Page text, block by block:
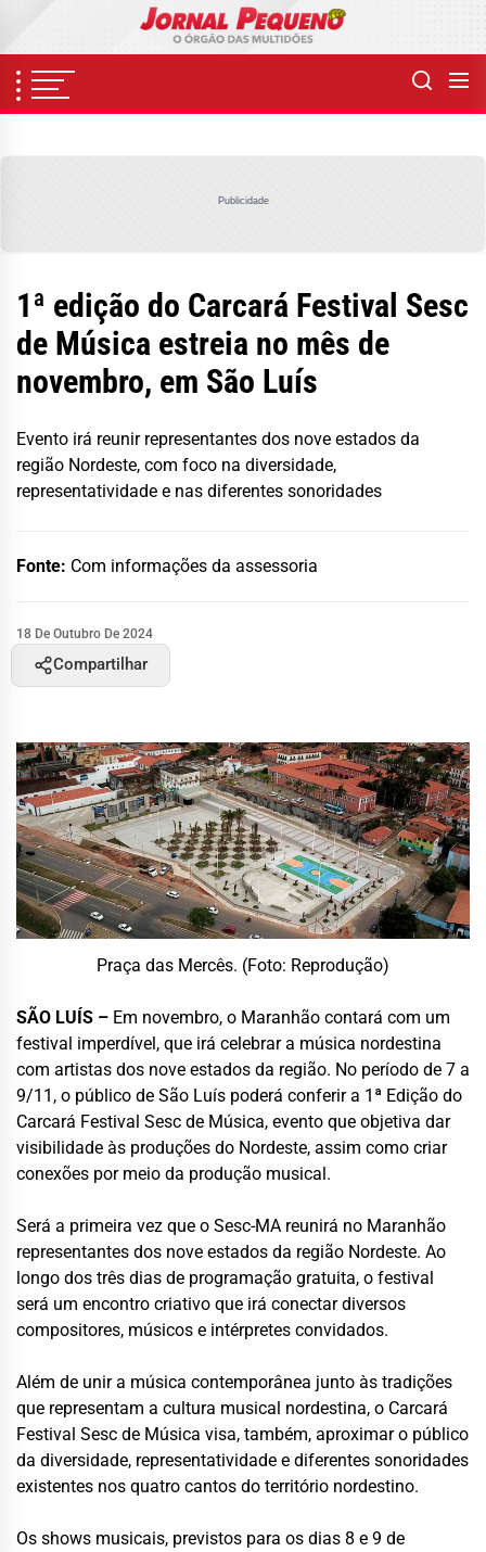
content
Publicidade
1ª edição do Carcará Festival Sesc
de Música estreia no mês de
novembro, em São Luís
Evento irá reunir representantes dos nove estados da
região Nordeste, com foco na diversidade,
representatividade e nas diferentes sonoridades
Fonte: Com informações da assessoria
18 De Outubro De 2024
Compartilhar
Praça das Mercês. (Foto: Reprodução)
SÃO LUÍS – Em novembro, o Maranhão contará com um
festival imperdível, que irá celebrar a música nordestina
com artistas dos nove estados da região. No período de 7 a
9/11, o público de São Luís poderá conferir a 1ª Edição do
Carcará Festival Sesc de Música, evento que objetiva dar
visibilidade às produções do Nordeste, assim como criar
conexões por meio da produção musical.
Será a primeira vez que o Sesc-MA reunirá no Maranhão
representantes dos nove estados da região Nordeste. Ao
longo dos três dias de programação gratuita, o festival
será um encontro criativo que irá conectar diversos
compositores, músicos e intérpretes convidados.
Além de unir a música contemporânea junto às tradições
que representam a cultura musical nordestina, o Carcará
Festival Sesc de Música visa, também, aproximar o público
da diversidade, representatividade e diferentes sonoridades
existentes nos quatro cantos do território nordestino.
Os shows musicais, previstos para os dias 8 e 9 de